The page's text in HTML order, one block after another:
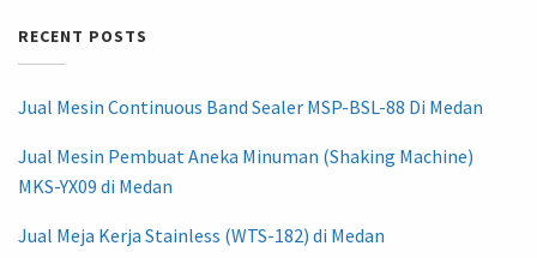
RECENT POSTS
Jual Mesin Continuous Band Sealer MSP-BSL-88 Di Medan
Jual Mesin Pembuat Aneka Minuman (Shaking Machine)
MKS-YX09 di Medan
Jual Meja Kerja Stainless (WTS-182) di Medan